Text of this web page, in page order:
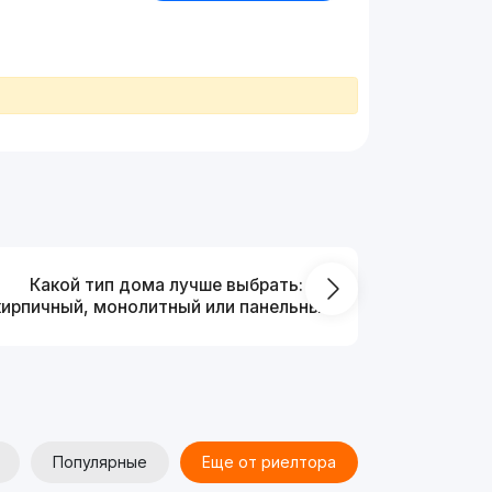
Какой тип дома лучше выбрать:
монолитный или панельный?
Популярные Еще от риелтора